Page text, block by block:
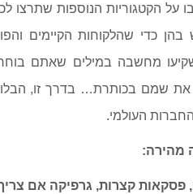
הקטגוריות הנוספות שתרצו
כדי שהלקוחות הקיימים
מחשבה במילים שאתם
שמם בכותרת… בדרך זו,
העולמי.
מהירה:
קצרות, גרפיקה אם